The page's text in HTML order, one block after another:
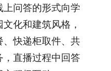
问答的形式向学
化和建筑风格，
快递柜取件、共
直播过程中回答